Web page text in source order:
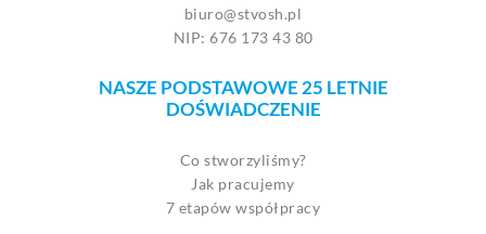
biuro@stvosh.pl
NIP: 676 173 43 80
NASZE PODSTAWOWE 25 LETNIE
DOŚWIADCZENIE
Co stworzyliśmy?
Jak pracujemy
7 etapów współpracy